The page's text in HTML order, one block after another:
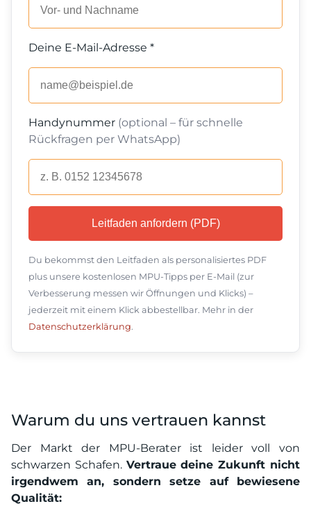
Deine E-Mail-Adresse *
Handynummer (optional – für schnelle
Rückfragen per WhatsApp)
Du bekommst den Leitfaden als personalisiertes PDF
plus unsere kostenlosen MPU-Tipps per E-Mail (zur
Verbesserung messen wir Öffnungen und Klicks) –
jederzeit mit einem Klick abbestellbar. Mehr in der
Datenschutzerklärung.
Warum du uns vertrauen kannst
Der Markt der MPU-Berater ist leider voll von
schwarzen Schafen. Vertraue deine Zukunft nicht
irgendwem an, sondern setze auf bewiesene
Qualität: